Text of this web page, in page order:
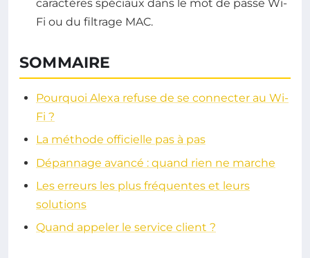
caractères spéciaux dans le mot de passe Wi-
Fi ou du filtrage MAC.
SOMMAIRE
Pourquoi Alexa refuse de se connecter au Wi-
Fi ?
La méthode officielle pas à pas
Dépannage avancé : quand rien ne marche
Les erreurs les plus fréquentes et leurs
solutions
Quand appeler le service client ?